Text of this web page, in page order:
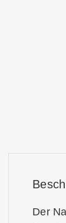
Der